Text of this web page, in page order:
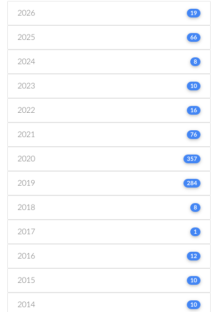
2026 19
2025 66
2024 8
2023 10
2022 16
2021 76
2020 357
2019 284
2018 8
2017 1
2016 12
2015 10
2014 10